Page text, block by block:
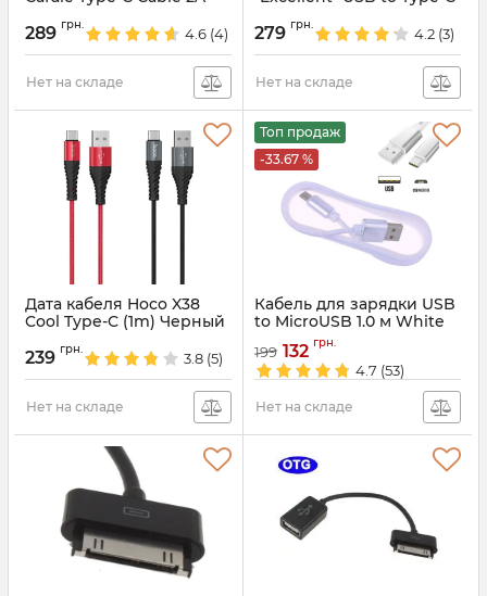
Артикул: 31872
289 грн.
4.6 (4)
Нет на складе
Артикул: 41696
279 грн.
4.2 (3)
Нет на складе
Дата кабеля Hoco X38
Cool Type-C (1m) Черный
239 грн.
3.8 (5)
Нет на складе
Топ продаж
-33.67 %
Кабель для зарядки USB
to MicroUSB 1.0 м White
Артикул: 3658
199 132 грн.
4.7 (53)
Нет на складе